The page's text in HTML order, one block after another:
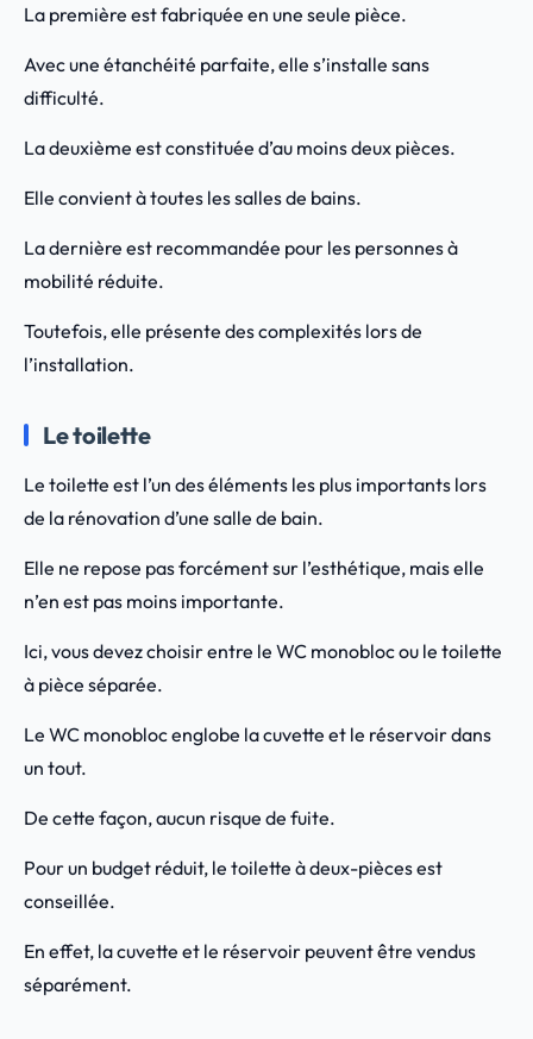
La première est fabriquée en une seule pièce.
Avec une étanchéité parfaite, elle s’installe sans
difficulté.
La deuxième est constituée d’au moins deux pièces.
Elle convient à toutes les salles de bains.
La dernière est recommandée pour les personnes à
mobilité réduite.
Toutefois, elle présente des complexités lors de
l’installation.
Le toilette
Le toilette est l’un des éléments les plus importants lors
de la rénovation d’une salle de bain.
Elle ne repose pas forcément sur l’esthétique, mais elle
n’en est pas moins importante.
Ici, vous devez choisir entre le WC monobloc ou le toilette
à pièce séparée.
Le WC monobloc englobe la cuvette et le réservoir dans
un tout.
De cette façon, aucun risque de fuite.
Pour un budget réduit, le toilette à deux-pièces est
conseillée.
En effet, la cuvette et le réservoir peuvent être vendus
séparément.